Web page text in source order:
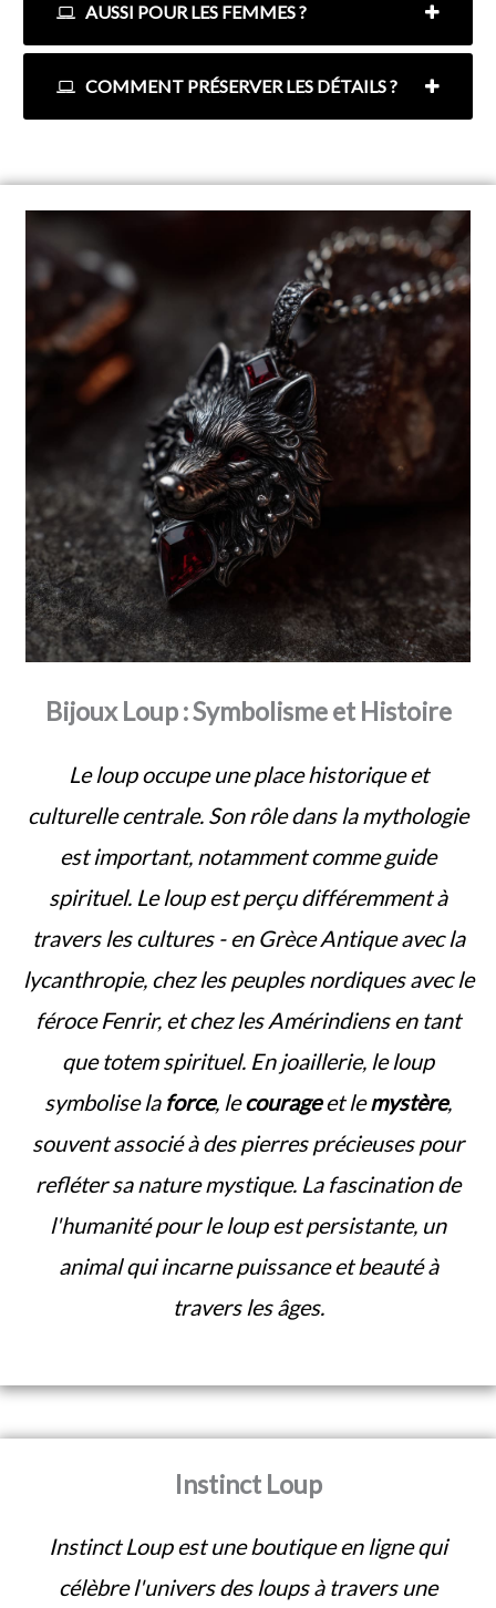
AUSSI POUR LES FEMMES ?
COMMENT PRÉSERVER LES DÉTAILS ?
Bijoux Loup : Symbolisme et Histoire
Le loup occupe une place historique et
culturelle centrale. Son rôle dans la mythologie
est important, notamment comme guide
spirituel. Le loup est perçu différemment à
travers les cultures - en Grèce Antique avec la
lycanthropie, chez les peuples nordiques avec le
féroce Fenrir, et chez les Amérindiens en tant
que totem spirituel. En joaillerie, le loup
symbolise la force, lecourageet lemystère,
souvent associé à des pierres précieuses pour
refléter sa nature mystique. La fascination de
l'humanité pour le loup est persistante, un
animal qui incarne puissance et beauté à
travers les âges.
Instinct Loup
Instinct Loup est une boutique en ligne qui
célèbre l'univers des loups à travers une